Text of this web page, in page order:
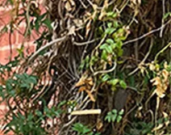
สงครามกับความยากจน
ยาเสพติดที่ประกาศไปก่อน